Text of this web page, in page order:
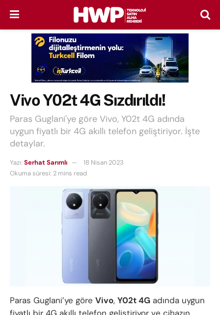
Vivo Y02t 4G Sızdırıldı!
Paras Guglani'ye göre Vivo, Y02t 4G adında
uygun fiyatlı bir 4G akıllı telefon geliştiriyor. İşte
detaylar.
Yazı: Serhat Sarımlı
18 Nisan 2023
Okuma süresi: 2 mins read
Paras Guglani’ye göre Vivo, Y02t 4G adında uygun